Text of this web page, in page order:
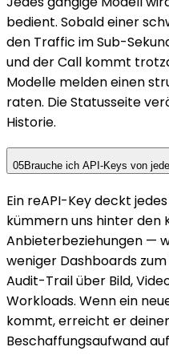
bedient. Sobald einer
den Traffic im Sub-
und der Call kommt
Modelle melden einen
raten. Die Statusseite
Historie.
05Brauche ich API-Keys von
Ein reAPI-Key deckt
kümmern uns hinter den
Anbieterbeziehungen —
weniger Dashboards
Audit-Trail über Bild,
Workloads. Wenn ein
kommt, erreicht er
Beschaffungsaufwand